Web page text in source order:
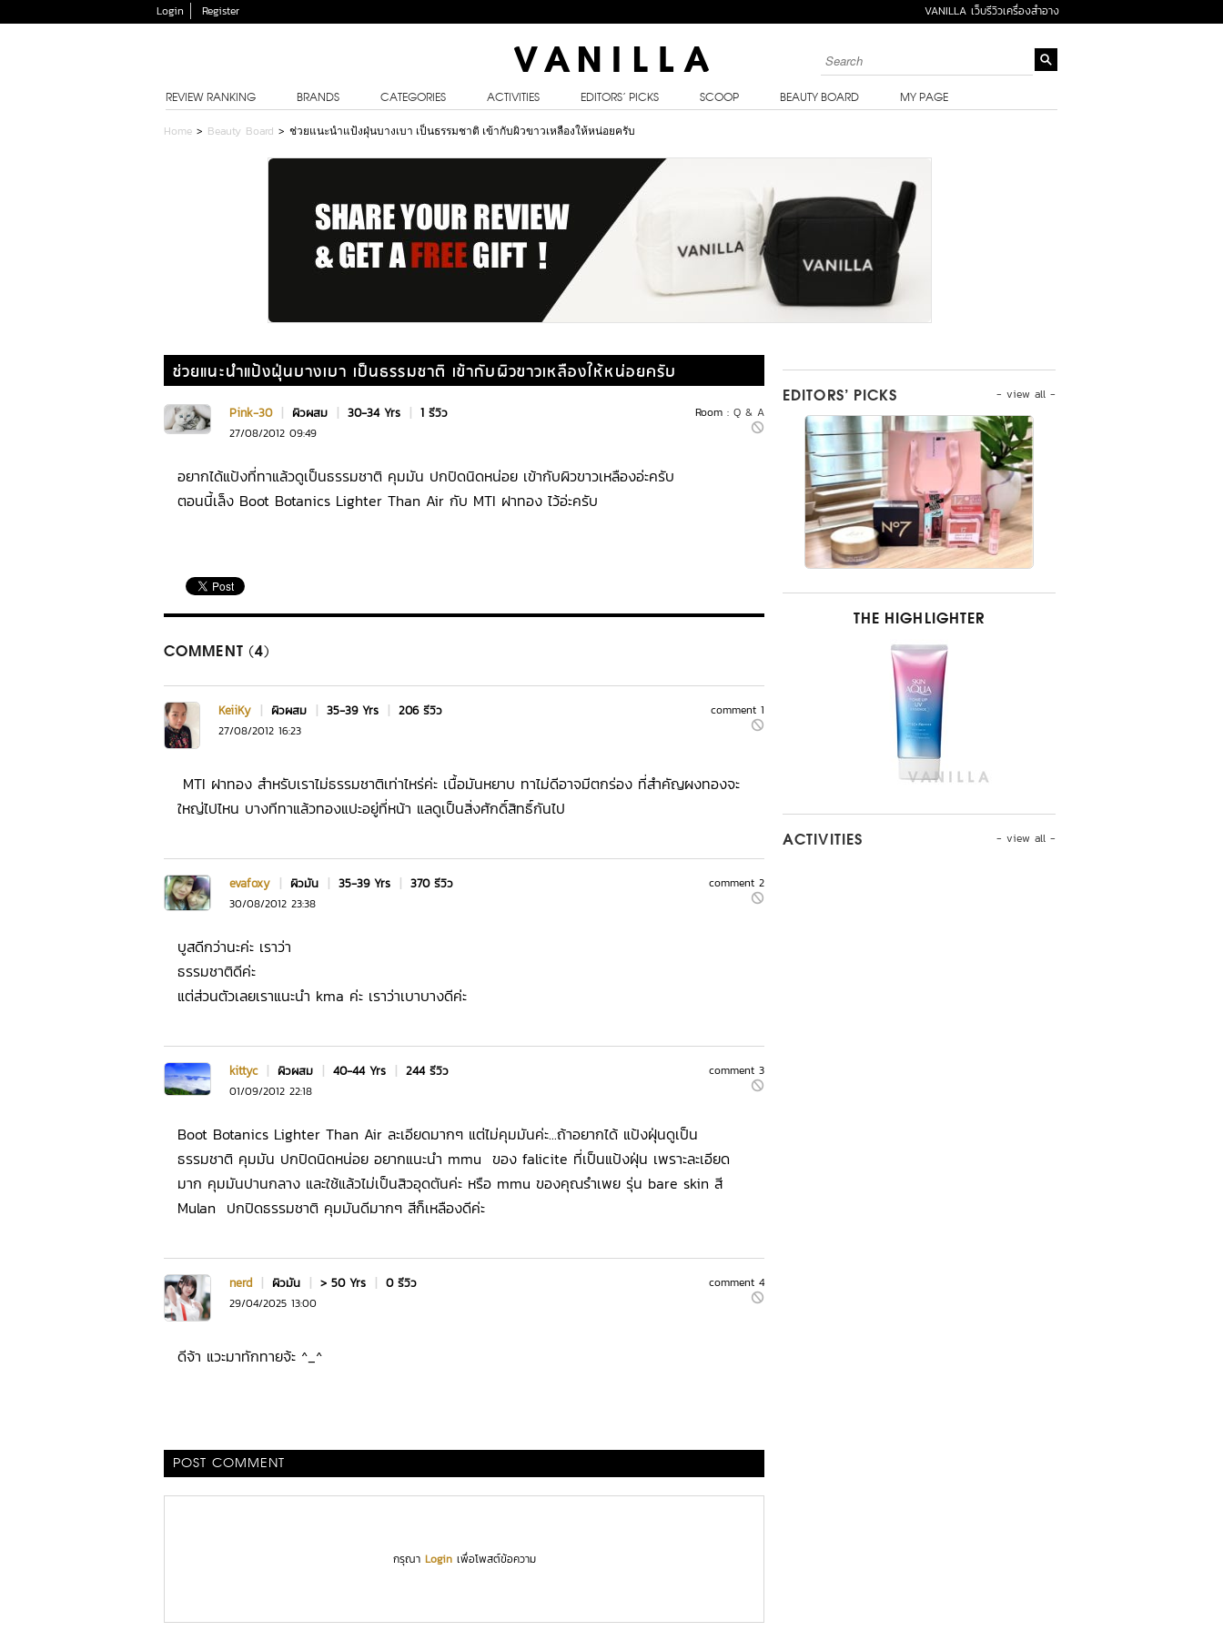
Login Register VANILLA เว็บรีวิวเครื่องสำอาง
REVIEW RANKING BRANDS CATEGORIES ACTIVITIES EDITORS’ PICKS SCOOP BEAUTY BOARD MY PAGE
Home > Beauty Board > ช่วยแนะนำแป้งฝุ่นบางเบา เป็นธรรมชาติ เข้ากับผิวขาวเหลืองให้หน่อยครับ
ช่วยแนะนำแป้งฝุ่นบางเบา เป็นธรรมชาติ เข้ากับผิวขาวเหลืองให้หน่อยครับ
Room : Q & A
Pink-30 | ผิวผสม | 30-34 Yrs | 1 รีวิว
27/08/2012 09:49
อยากได้แป้งที่ทาแล้วดูเป็นธรรมชาติ คุมมัน ปกปิดนิดหน่อย เข้ากับผิวขาวเหลืองอ่ะครับ
ตอนนี้เล็ง Boot Botanics Lighter Than Air กับ MTI ฝาทอง ไว้อ่ะครับ
COMMENT (4)
comment 1
KeiiKy | ผิวผสม | 35-39 Yrs | 206 รีวิว
27/08/2012 16:23
MTI ฝาทอง สำหรับเราไม่ธรรมชาติเท่าไหร่ค่ะ เนื้อมันหยาบ ทาไม่ดีอาจมีตกร่อง ที่สำคัญผงทองจะ
ใหญ่ไปไหน บางทีทาแล้วทองแปะอยู่ที่หน้า แลดูเป็นสิ่งศักดิ์สิทธิ์กันไป
comment 2
evafoxy | ผิวมัน | 35-39 Yrs | 370 รีวิว
30/08/2012 23:38
บูสดีกว่านะค่ะ เราว่า
ธรรมชาติดีค่ะ
แต่ส่วนตัวเลยเราแนะนำ kma ค่ะ เราว่าเบาบางดีค่ะ
comment 3
kittyc | ผิวผสม | 40-44 Yrs | 244 รีวิว
01/09/2012 22:18
Boot Botanics Lighter Than Air ละเอียดมากๆ แต่ไม่คุมมันค่ะ...ถ้าอยากได้ แป้งฝุ่นดูเป็น
ธรรมชาติ คุมมัน ปกปิดนิดหน่อย อยากแนะนำ mmu ของ falicite ที่เป็นแป้งฝุ่น เพราะละเอียด
มาก คุมมันปานกลาง และใช้แล้วไม่เป็นสิวอุดตันค่ะ หรือ mmu ของคุณรำเพย รุ่น bare skin สี
Mulan ปกปิดธรรมชาติ คุมมันดีมากๆ สีก็เหลืองดีค่ะ
comment 4
nerd | ผิวมัน | > 50 Yrs | 0 รีวิว
29/04/2025 13:00
ดีจ้า แวะมาทักทายจ้ะ ^_^
POST COMMENT
กรุณา Loginเพื่อโพสต์ข้อความ
- view all -
EDITORS’ PICKS
THE HIGHLIGHTER
- view all -
ACTIVITIES